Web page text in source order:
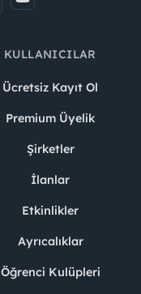
KULLANICILAR
Ücretsiz Kayıt Ol
Premium Üyelik
Şirketler
İlanlar
Etkinlikler
Ayrıcalıklar
Öğrenci Kulüpleri